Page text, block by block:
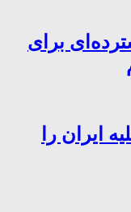
برای
ایران را